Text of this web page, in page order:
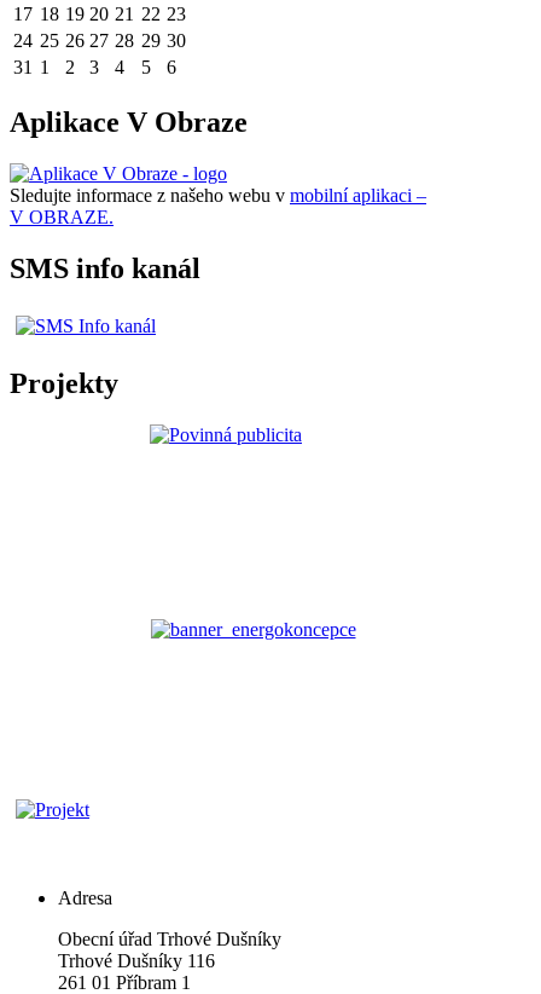
17 18 19 20 21 22 23
24 25 26 27 28 29 30
31 1 2 3 4 5 6
Aplikace V Obraze
Sledujte informace z našeho webu v mobilní aplikaci –
V OBRAZE.
SMS info kanál
Projekty
Adresa
Obecní úřad Trhové Dušníky
Trhové Dušníky 116
261 01 Příbram 1